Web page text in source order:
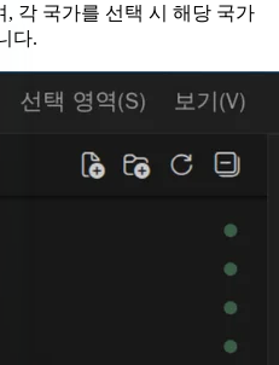
각 국가를 선택 시 해당 국가
다.